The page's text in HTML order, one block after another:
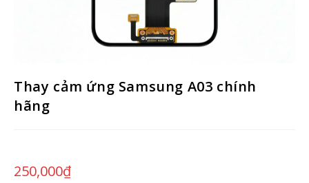
Thay cảm ứng Samsung A03 chính
hãng
250,000₫